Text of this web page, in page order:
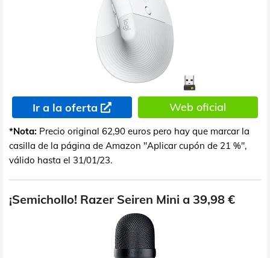
Ir a la oferta Web oficial
*Nota: Precio original 62,90 euros pero hay que marcar la
casilla de la página de Amazon "Aplicar cupón de 21 %",
válido hasta el 31/01/23.
¡Semichollo! Razer Seiren Mini a 39,98 €